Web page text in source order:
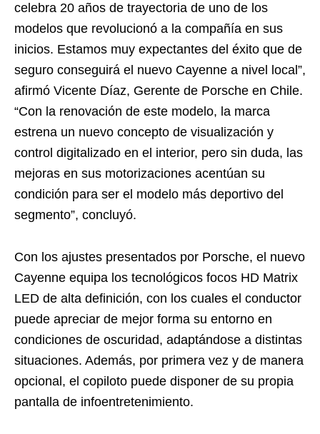
celebra 20 años de trayectoria de uno de los
modelos que revolucionó a la compañía en sus
inicios. Estamos muy expectantes del éxito que de
seguro conseguirá el nuevo Cayenne a nivel local”,
afirmó Vicente Díaz, Gerente de Porsche en Chile.
“Con la renovación de este modelo, la marca
estrena un nuevo concepto de visualización y
control digitalizado en el interior, pero sin duda, las
mejoras en sus motorizaciones acentúan su
condición para ser el modelo más deportivo del
segmento”, concluyó.
Con los ajustes presentados por Porsche, el nuevo
Cayenne equipa los tecnológicos focos HD Matrix
LED de alta definición, con los cuales el conductor
puede apreciar de mejor forma su entorno en
condiciones de oscuridad, adaptándose a distintas
situaciones. Además, por primera vez y de manera
opcional, el copiloto puede disponer de su propia
pantalla de infoentretenimiento.